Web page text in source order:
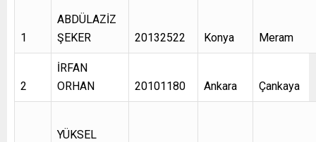
1
ABDÜLAZİZ
ŞEKER
20132522 Konya Meram
2
İRFAN
ORHAN
20101180 Ankara Çankaya
YÜKSEL